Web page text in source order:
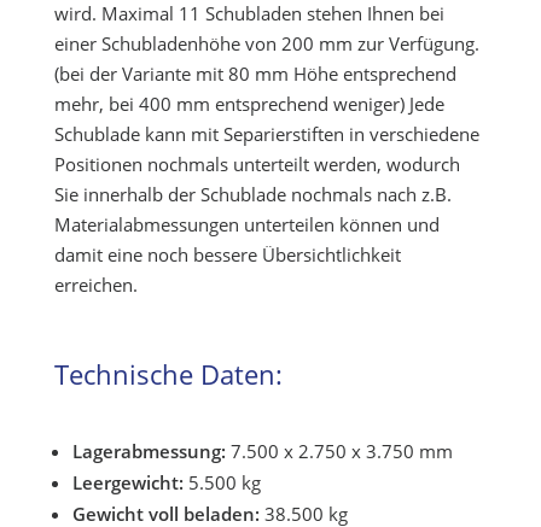
wird. Maximal 11 Schubladen stehen Ihnen bei
einer Schubladenhöhe von 200 mm zur Verfügung.
(bei der Variante mit 80 mm Höhe entsprechend
mehr, bei 400 mm entsprechend weniger) Jede
Schublade kann mit Separierstiften in verschiedene
Positionen nochmals unterteilt werden, wodurch
Sie innerhalb der Schublade nochmals nach z.B.
Materialabmessungen unterteilen können und
damit eine noch bessere Übersichtlichkeit
erreichen.
Technische Daten:
Lagerabmessung: 7.500 x 2.750 x 3.750 mm
Leergewicht: 5.500 kg
Gewicht voll beladen: 38.500 kg